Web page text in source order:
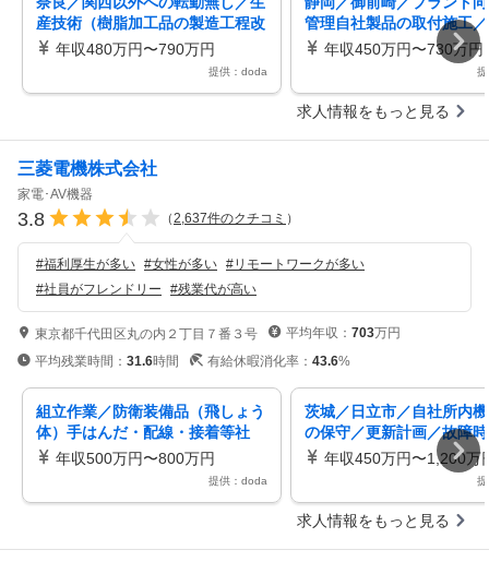
産技術（樹脂加工品の製造工程改
善など）残業15H／プライム上場
年収480万円〜790万円
提供：doda
管理自社製品の取付施工
H程度・土日祝休／プライ
年収450万円〜730万円
求人情報をもっと見る
三菱電機株式会社
家電･AV機器
3.8 （2,637件のクチコミ ）
#福利厚生が多い #女性が多い #リモートワークが多い
#社員がフレンドリー #残業代が高い
東京都千代田区丸の内２丁目７番３号 平均年収： 703万円
平均残業時間： 31.6時間 有給休暇消化率： 43.6%
組立作業／防衛装備品（飛しょう
体）手はんだ・配線・接着等社
宅・住宅補助有／年休126／郡山
年収500万円〜800万円
提供：doda
茨城／日立市／自社所内
の保守／更新計画／故障
対応／仕様確認／発注／
年収450万円〜1,200万
求人情報をもっと見る